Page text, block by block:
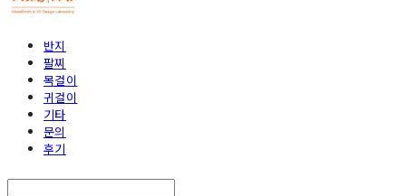
반지
팔찌
목걸이
귀걸이
기타
문의
후기